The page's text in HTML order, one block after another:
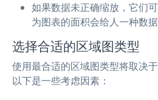
如果数据未正确缩放，它们
为图表的面积会给人一种数
选择合适的区域图类型
使用最合适的区域图类型将取决
以下是一些考虑因素：